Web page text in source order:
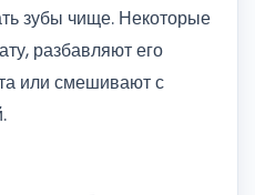
зубы чище. Некоторые
разбавляют его
или смешивают с